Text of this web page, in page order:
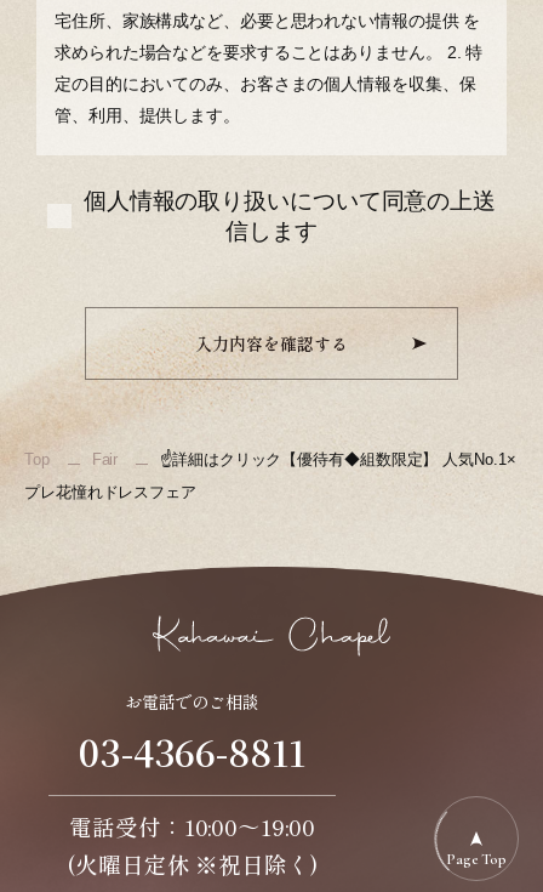
宅住所、家族構成など、必要と思われない情報の提供 を
求められた場合などを要求することはありません。
2. 特
定の⽬的においてのみ、お客さまの個⼈情報を収集、保
管、利⽤、提供します。
個人情報の取り扱いについて同意の上送
信します
入力内容を確認する
Top Fair
☝詳細はクリック【優待有◆組数限定】 人気No.1×
プレ花憧れドレスフェア
お電話でのご相談
03-4366-8811
電話受付：10:00～19:00
(火曜日定休 ※祝日除く)
Page Top